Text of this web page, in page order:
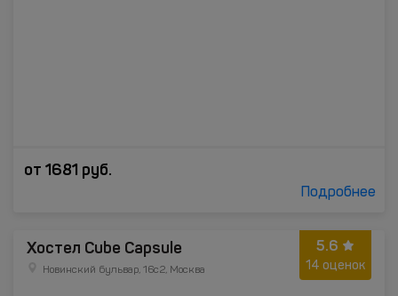
от 1681 руб.
Подробнее
5.6
14 оценок
Хостел Cube Capsule
Новинский бульвар, 16с2, Москва